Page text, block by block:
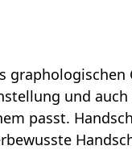
und
passt.